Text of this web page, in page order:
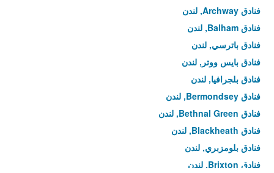
فنادق Archway, لندن
فنادق Balham, لندن
فنادق باترسي, لندن
فنادق بايس ووتر, لندن
فنادق بلجرافيا, لندن
فنادق Bermondsey, لندن
فنادق Bethnal Green, لندن
فنادق Blackheath, لندن
فنادق بلومزبري, لندن
فنادق Brixton, لندن